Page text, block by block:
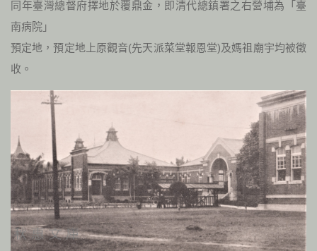
同年臺灣總督府擇地於覆鼎金，即清代總鎮署之右營埔為「臺
南病院」
預定地，預定地上原觀音(先天派菜堂報恩堂)及媽祖廟宇均被徵
收。